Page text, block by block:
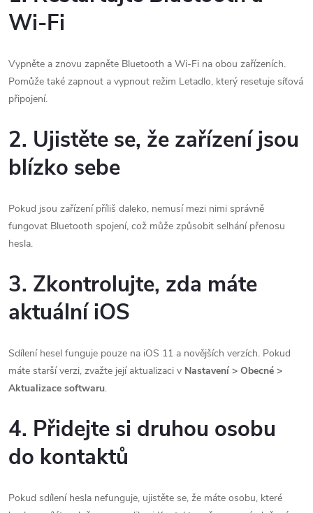
Wi-Fi
Vypněte a znovu zapněte Bluetooth a Wi-Fi na obou zařízeních.
Pomůže také zapnout a vypnout režim Letadlo, který resetuje síťová
připojení.
2. Ujistěte se, že zařízení jsou
blízko sebe
Pokud jsou zařízení příliš daleko, nemusí mezi nimi správně
fungovat Bluetooth spojení, což může způsobit selhání přenosu
hesla.
3. Zkontrolujte, zda máte
aktuální iOS
Sdílení hesel funguje pouze na iOS 11 a novějších verzích. Pokud
máte starší verzi, zvažte její aktualizaci v Nastavení > Obecné >
Aktualizace softwaru.
4. Přidejte si druhou osobu
do kontaktů
Pokud sdílení hesla nefunguje, ujistěte se, že máte osobu, které